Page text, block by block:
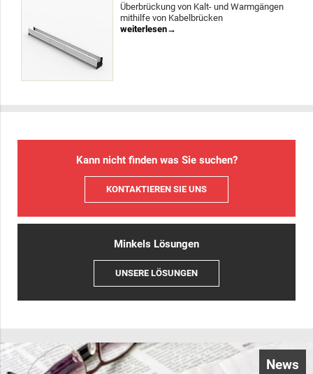
Überbrückung von Kalt- und Warmgängen
mithilfe von Kabelbrücken
weiterlesen
Kann nicht finden was Sie suchen?
KONTAKTIEREN SIE UNS
Minkels Lösungen
UNSERE LÖSUNGEN
News